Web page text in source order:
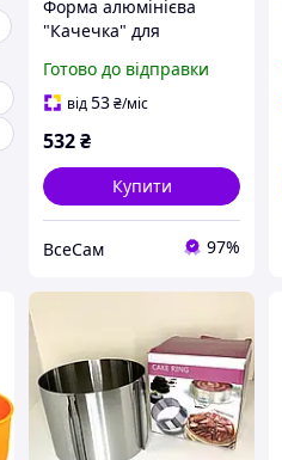
Форма алюмінієва
"Качечка" для
цільного кексу
14х12х9см
Готово до відправки
від53₴/міс
532₴
Купити
ВсеСам 97%